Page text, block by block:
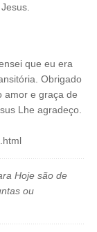
que eu era
Obrigado
amor e graça de
Lhe agradeço.
Hoje são de
ou